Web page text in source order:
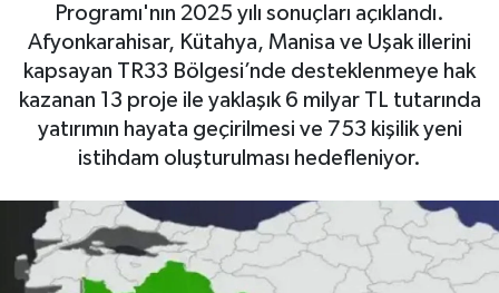
Programı'nın 2025 yılı sonuçları açıklandı.
Afyonkarahisar, Kütahya, Manisa ve Uşak illerini
kapsayan TR33 Bölgesi’nde desteklenmeye hak
kazanan 13 proje ile yaklaşık 6 milyar TL tutarında
yatırımın hayata geçirilmesi ve 753 kişilik yeni
istihdam oluşturulması hedefleniyor.
Otovitrin
Asayiş
Magazin
Spor
Haber Arşivi